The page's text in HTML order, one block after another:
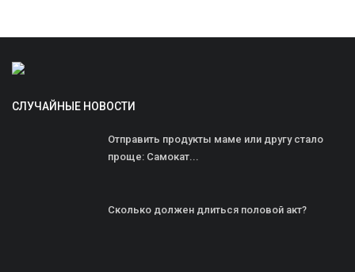
СЛУЧАЙНЫЕ НОВОСТИ
Отправить продукты маме или другу стало
проще: Самокат...
Сколько должен длиться половой акт?